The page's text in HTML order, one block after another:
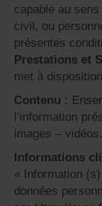
capable au
civil, ou
présentes
Prestations et
met à
Contenu :
l’information
images – vidéos.
Informations
« Information
données